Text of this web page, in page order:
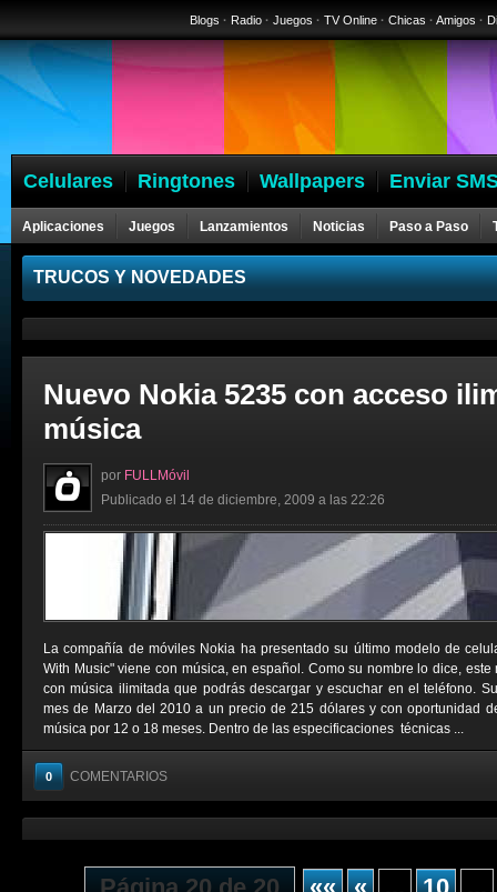
Blogs · Radio · Juegos · TV Online · Chicas · Amigos ·
Celulares Ringtones Wallpapers Enviar
Aplicaciones Juegos Lanzamientos Noticias Paso a Paso
Celulares
TRUCOS Y NOVEDADES
Nuevo Nokia 5235 con acceso
música
por FULLMóvil
Publicado el 14 de diciembre, 2009 a las 22:26
La compañía de móviles Nokia ha presentado su último modelo de
With Music" viene con música, en español. Como su nombre lo dice,
con música ilimitada que podrás descargar y escuchar en el teléfono.
mes de Marzo del 2010 a un precio de 215 dólares y con oportunidad
música por 12 o 18 meses. Dentro de las especificaciones técnicas ...
0 COMENTARIOS